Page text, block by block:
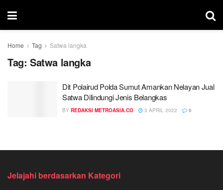
Home Tag Satwa langka
Tag: Satwa langka
Dit Polairud Polda Sumut Amankan Nelayan Jual
Satwa Dilindungi Jenis Belangkas
BY REDAKSI METROASIA.CO 3 APRIL 2022 0
Jelajahi berdasarkan Kategori